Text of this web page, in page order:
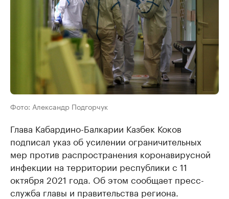
Фото: Александр Подгорчук
Глава Кабардино-Балкарии Казбек Коков
подписал указ об усилении ограничительных
мер против распространения коронавирусной
инфекции на территории республики с 11
октября 2021 года. Об этом сообщает пресс-
служба главы и правительства региона.